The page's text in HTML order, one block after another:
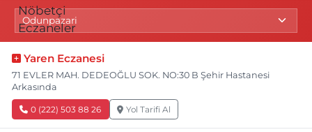
Yaren Eczanesi
71 EVLER MAH. DEDEOĞLU SOK. NO:30 B Şehir Hastanesi
Arkasında
0 (222) 503 88 26 Yol Tarifi Al